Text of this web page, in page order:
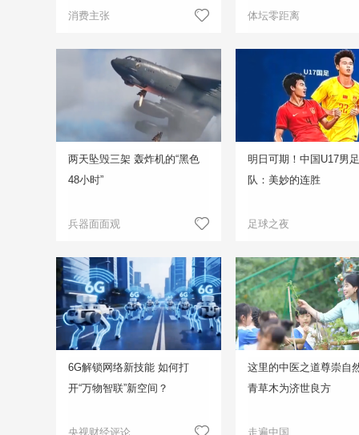
消费主张 体坛零距离
两天坠毁三架 轰炸机的“黑色
48小时”
兵器面面观
明日可期！中国U17男
队：美妙的连胜
足球之夜
6G解锁网络新技能 如何打
开“万物智联”新空间？
央视财经评论
这里的中医之道尊崇自
青草木为济世良方
走遍中国